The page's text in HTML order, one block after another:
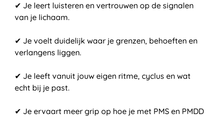
✔ Je leert luisteren en vertrouwen op de signalen
van je lichaam.
✔ Je voelt duidelijk waar je grenzen, behoeften en
verlangens liggen.
✔ Je leeft vanuit jouw eigen ritme, cyclus en wat
echt bij je past.
✔ Je ervaart meer grip op hoe je met PMS en PMDD